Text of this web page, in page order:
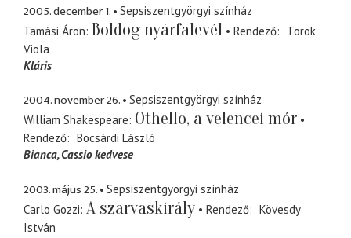
2005. december 1.
Sepsiszentgyörgyi színház
Tamási Áron Boldog nyárfalevél Rendező
Török
Viola
Kláris
2004. november 26.
Sepsiszentgyörgyi színház
William Shakespeare Othello, a velencei mór
Rendező
Bocsárdi László
Bianca Cassio kedvese
2003. május 25.
Sepsiszentgyörgyi színház
Carlo Gozzi A szarvaskirály Rendező
Kövesdy
István